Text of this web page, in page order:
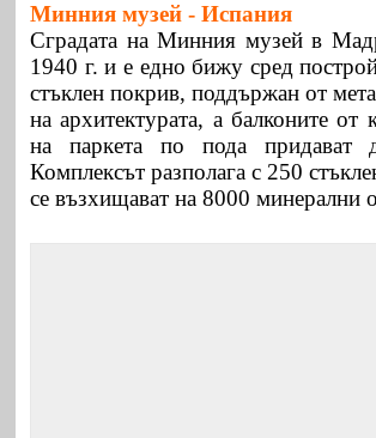
Минния музей - Испания
Сградата на Минния музей в
1940 г. и е едно бижу сред
стъклен покрив, поддържан от
на архитектурата, а балконите
на паркета по пода придават
Комплексът разполага с 250
се възхищават на 8000 минерални